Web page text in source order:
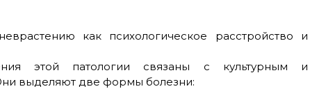
как психологическое расстройство и
этой патологии связаны с культурным и
выделяют две формы болезни: